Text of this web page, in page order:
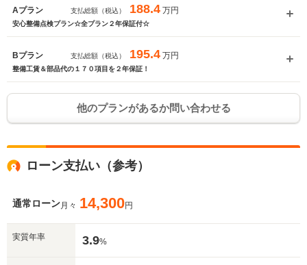
Aプラン 支払総額（税込） 188.4 万円
安心整備点検プラン☆全プラン２年保証付☆
Bプラン 支払総額（税込） 195.4 万円
整備工賃＆部品代の１７０項目を２年保証！
他のプランがあるか問い合わせる
ローン支払い（参考）
通常ローン月々 14,300円
実質年率 3.9%